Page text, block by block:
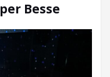
Besse